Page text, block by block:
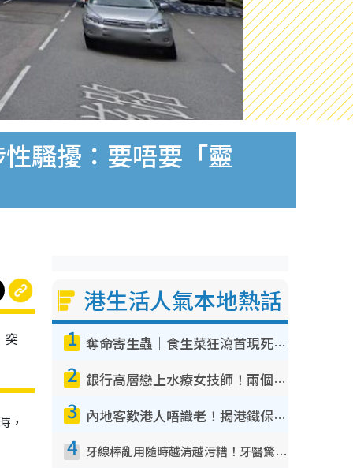
騷擾：要唔要「靈
突
，
港生活人氣本地熱話
1 奪命寄生蟲｜食生菜狂瀉首現死者！疫潮惡化錄1.8萬宗病例 揭洗菜3大謬誤
2 銀行高層戀上水療女技師！兩個月借128萬驚覺「沉船」沉落火海 揭背後疑似邪教操控賣淫
3 內地客歎港人唔識老！揭港鐵保鮮級冷氣 港人求放過：咪投訴
4 牙線棒亂用隨時越清越污糟！牙醫驚揭盲目過戶細菌恐致蛀牙：呢種先係日常真保養